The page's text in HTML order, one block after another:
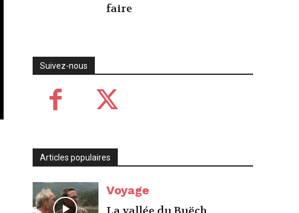
faire
Suivez-nous
Articles populaires
Voyage